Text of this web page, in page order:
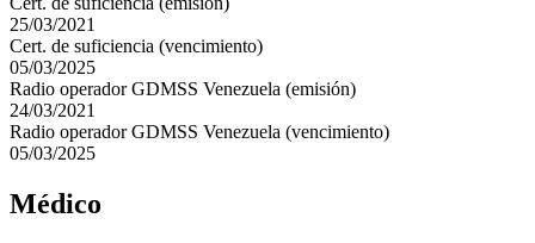
25/03/2021
Cert. de suficiencia (vencimiento)
05/03/2025
Radio operador GDMSS Venezuela (emisión)
24/03/2021
Radio operador GDMSS Venezuela (vencimiento)
05/03/2025
Médico